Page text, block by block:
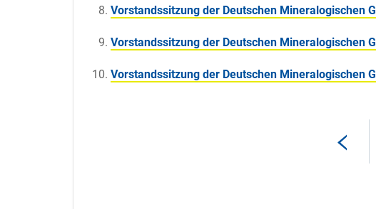
Vorstandssitzung der Deutschen Mineralogischen
Vorstandssitzung der Deutschen Mineralogischen
Vorstandssitzung der Deutschen Mineralogischen